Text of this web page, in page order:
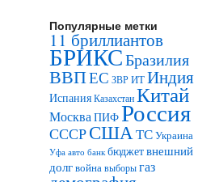
Популярные метки
11 бриллиантов
БРИКСБразилия
ВВПЕС ЗВР ИТИндия
ИспанияКазахстанКитай
МоскваПИФРоссия
СССРСШАТСУкраина
Уфа авто банк бюджетвнешний
долгвойнавыборыгаз